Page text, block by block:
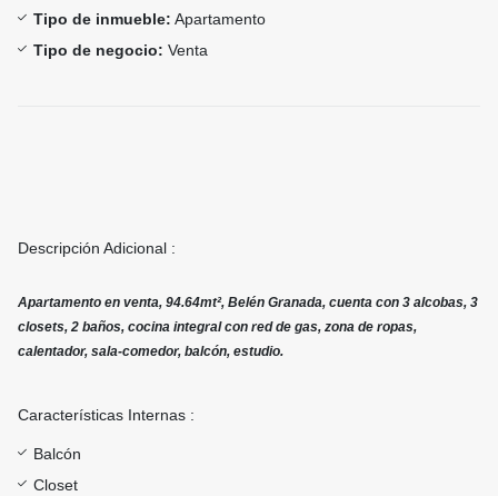
Tipo de inmueble: Apartamento
Tipo de negocio: Venta
Descripción Adicional :
Apartamento en venta, 94.64mt², Belén Granada, cuenta con 3 alcobas, 3
closets, 2 baños, cocina integral con red de gas, zona de ropas,
calentador, sala-comedor, balcón, estudio.
Características Internas :
Balcón
Closet